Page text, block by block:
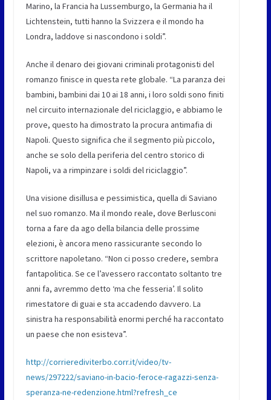
Marino, la Francia ha Lussemburgo, la Germania ha il
Lichtenstein, tutti hanno la Svizzera e il mondo ha
Londra, laddove si nascondono i soldi”.
Anche il denaro dei giovani criminali protagonisti del
romanzo finisce in questa rete globale. “La paranza dei
bambini, bambini dai 10 ai 18 anni, i loro soldi sono finiti
nel circuito internazionale del riciclaggio, e abbiamo le
prove, questo ha dimostrato la procura antimafia di
Napoli. Questo significa che il segmento più piccolo,
anche se solo della periferia del centro storico di
Napoli, va a rimpinzare i soldi del riciclaggio”.
Una visione disillusa e pessimistica, quella di Saviano
nel suo romanzo. Ma il mondo reale, dove Berlusconi
torna a fare da ago della bilancia delle prossime
elezioni, è ancora meno rassicurante secondo lo
scrittore napoletano. “Non ci posso credere, sembra
fantapolitica. Se ce l’avessero raccontato soltanto tre
anni fa, avremmo detto ‘ma che fesseria’. Il solito
rimestatore di guai e sta accadendo davvero. La
sinistra ha responsabilità enormi perché ha raccontato
un paese che non esisteva”.
http://corrierediviterbo.corr.it/video/tv-
news/297222/saviano-in-bacio-feroce-ragazzi-senza-
speranza-ne-redenzione.html?refresh_ce